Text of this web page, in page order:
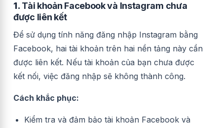
1. Tài khoản Facebook và Instagram chưa
được liên kết
Để sử dụng tính năng đăng nhập Instagram bằng
Facebook, hai tài khoản trên hai nền tảng này cần
được liên kết. Nếu tài khoản của bạn chưa được
kết nối, việc đăng nhập sẽ không thành công.
Cách khắc phục:
Kiểm tra và đảm bảo tài khoản Facebook và